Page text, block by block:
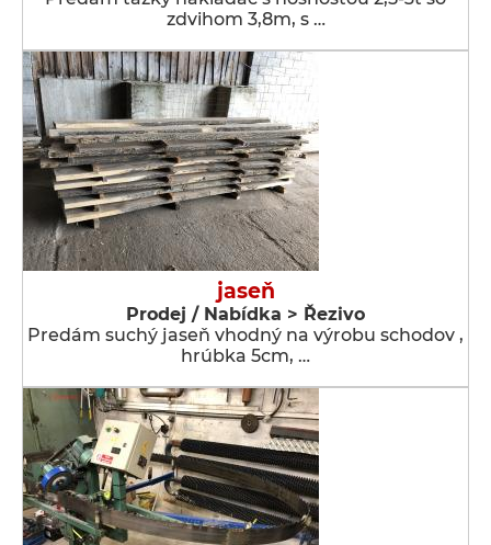
zdvihom 3,8m, s …
jaseň
Prodej / Nabídka > Řezivo
Predám suchý jaseň vhodný na výrobu schodov ,
hrúbka 5cm, …